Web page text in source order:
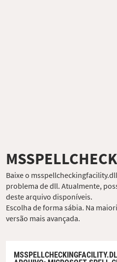
Baixe o
problema de dll. Atualmente,
deste arquivo disponíveis.
Escolha de forma sábia. Na
versão mais avançada.